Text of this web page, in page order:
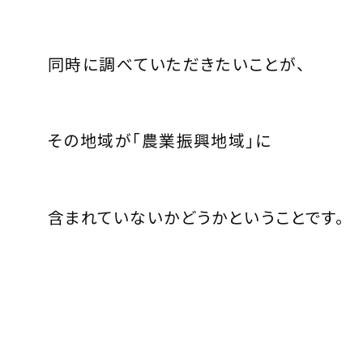
同時に調べていただきたいことが、
その地域が「農業振興地域」に
含まれていないかどうかということです。